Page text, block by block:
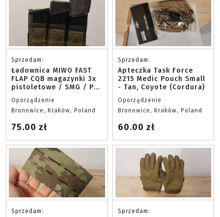
Sprzedam:
Ładownica MIWO FAST
FLAP CQB magazynki 3x
pistoletowe / SMG / PM
MultiCam Tropic z
wkładkami kydex
Cordura
Oporządzenie
Bronowice, Kraków, Poland
75.00 zł
Sprzedam:
Apteczka Task Force
2215 Medic Pouch Small
- Tan, Coyote (Cordura)
Oporządzenie
Bronowice, Kraków, Poland
60.00 zł
Sprzedam: Sprzedam: